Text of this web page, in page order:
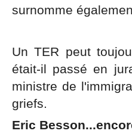
surnomme
Un TER peut
était-il passé en
ministre de
griefs.
Eric